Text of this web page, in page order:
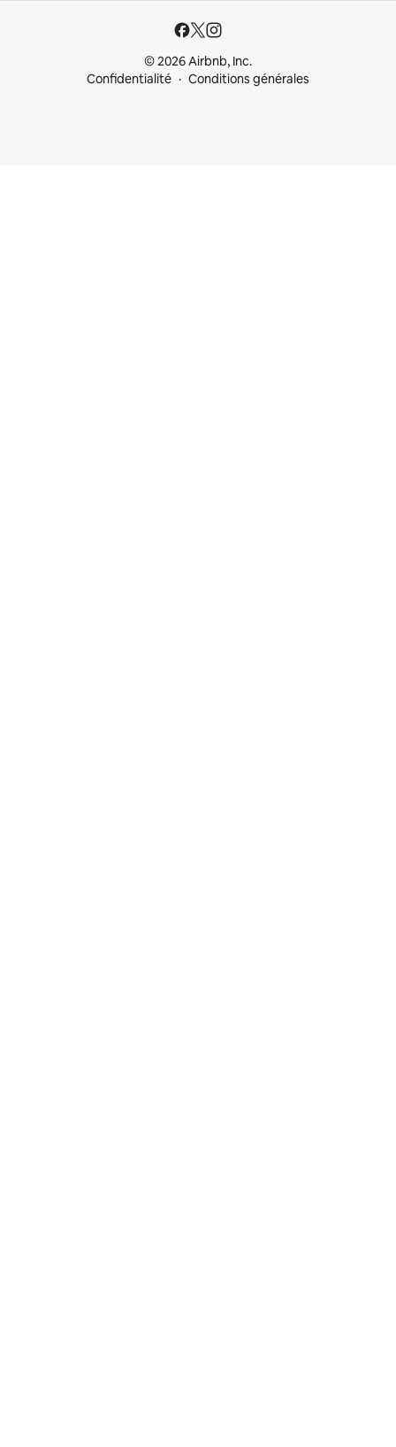
© 2026 Airbnb, Inc.
Confidentialité
Conditions générales